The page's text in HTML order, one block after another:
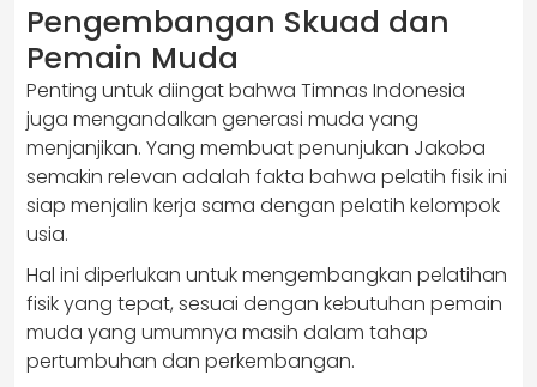
Pengembangan Skuad dan
Pemain Muda
Penting untuk diingat bahwa Timnas Indonesia
juga mengandalkan generasi muda yang
menjanjikan. Yang membuat penunjukan Jakoba
semakin relevan adalah fakta bahwa pelatih fisik ini
siap menjalin kerja sama dengan pelatih kelompok
usia.
Hal ini diperlukan untuk mengembangkan pelatihan
fisik yang tepat, sesuai dengan kebutuhan pemain
muda yang umumnya masih dalam tahap
pertumbuhan dan perkembangan.